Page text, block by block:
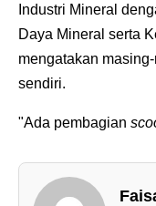
Industri Mineral
Daya Mineral serta
mengatakan
sendiri.
"Ada pembagian